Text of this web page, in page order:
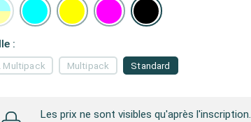
:
Standard
Multipack Multipack
Les prix ne sont visibles qu'après l'inscription.